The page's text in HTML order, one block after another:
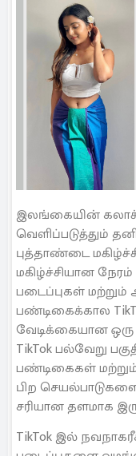
இலங்கையின்
வெளிப்படுத்தும்
புத்தாண்டை
மகிழ்ச்சியான நேரம்
படைப்புகள்
பண்டிகைக்கால
வேடிக்கையான ஒரு
TikTok பல்வேறு
பண்டிகைகள்
பிற
சரியான தளமாக
TikTok இல்